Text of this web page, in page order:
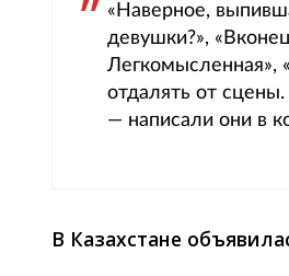
«Наверное,
девушки?»,
Легкомысленная»,
отдалять от
— написали они в
В Казахстане